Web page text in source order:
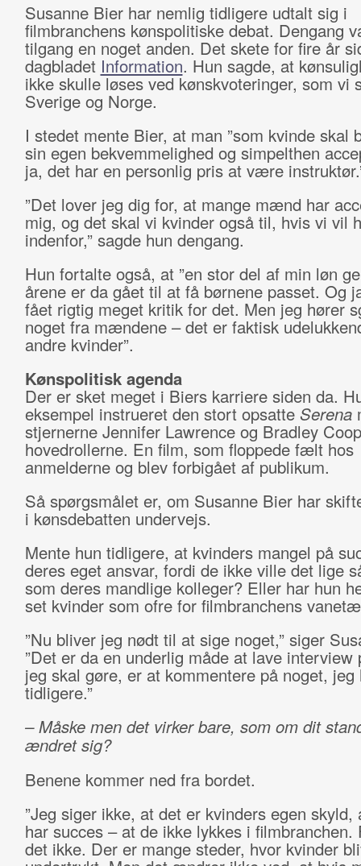
Susanne Bier har nemlig tidligere udtalt sig i
filmbranchens kønspolitiske debat. Dengang
tilgang en noget anden. Det skete for fire år
dagbladet Information. Hun sagde, at
ikke skulle løses ved kønskvoteringer, som vi
Sverige og Norge.
I stedet mente Bier, at man ”som kvinde skal
sin egen bekvemmelighed og simpelthen
ja, det har en personlig pris at være
”Det lover jeg dig for, at mange mænd har
mig, og det skal vi kvinder også til, hvis vi vil
indenfor,” sagde hun dengang.
Hun fortalte også, at ”en stor del af min løn
årene er da gået til at få børnene passet. Og
fået rigtig meget kritik for det. Men jeg hører
noget fra mændene – det er faktisk
andre kvinder”.
Kønspolitisk agenda
Der er sket meget i Biers karriere siden da.
eksempel instrueret den stort opsatte Serena
stjernerne Jennifer Lawrence og Bradley
hovedrollerne. En film, som floppede fælt hos
anmelderne og blev forbigået af publikum.
Så spørgsmålet er, om Susanne Bier har
i kønsdebatten undervejs.
Mente hun tidligere, at kvinders mangel på
deres eget ansvar, fordi de ikke ville det lige
som deres mandlige kolleger? Eller har hun
set kvinder som ofre for filmbranchens
”Nu bliver jeg nødt til at sige noget,” siger
”Det er da en underlig måde at lave interview
jeg skal gøre, er at kommentere på noget, jeg
tidligere.”
– Måske men det virker bare, som om dit
ændret sig?
Benene kommer ned fra bordet.
”Jeg siger ikke, at det er kvinders egen skyld,
har succes – at de ikke lykkes i filmbranchen.
det ikke. Der er mange steder, hvor kvinder